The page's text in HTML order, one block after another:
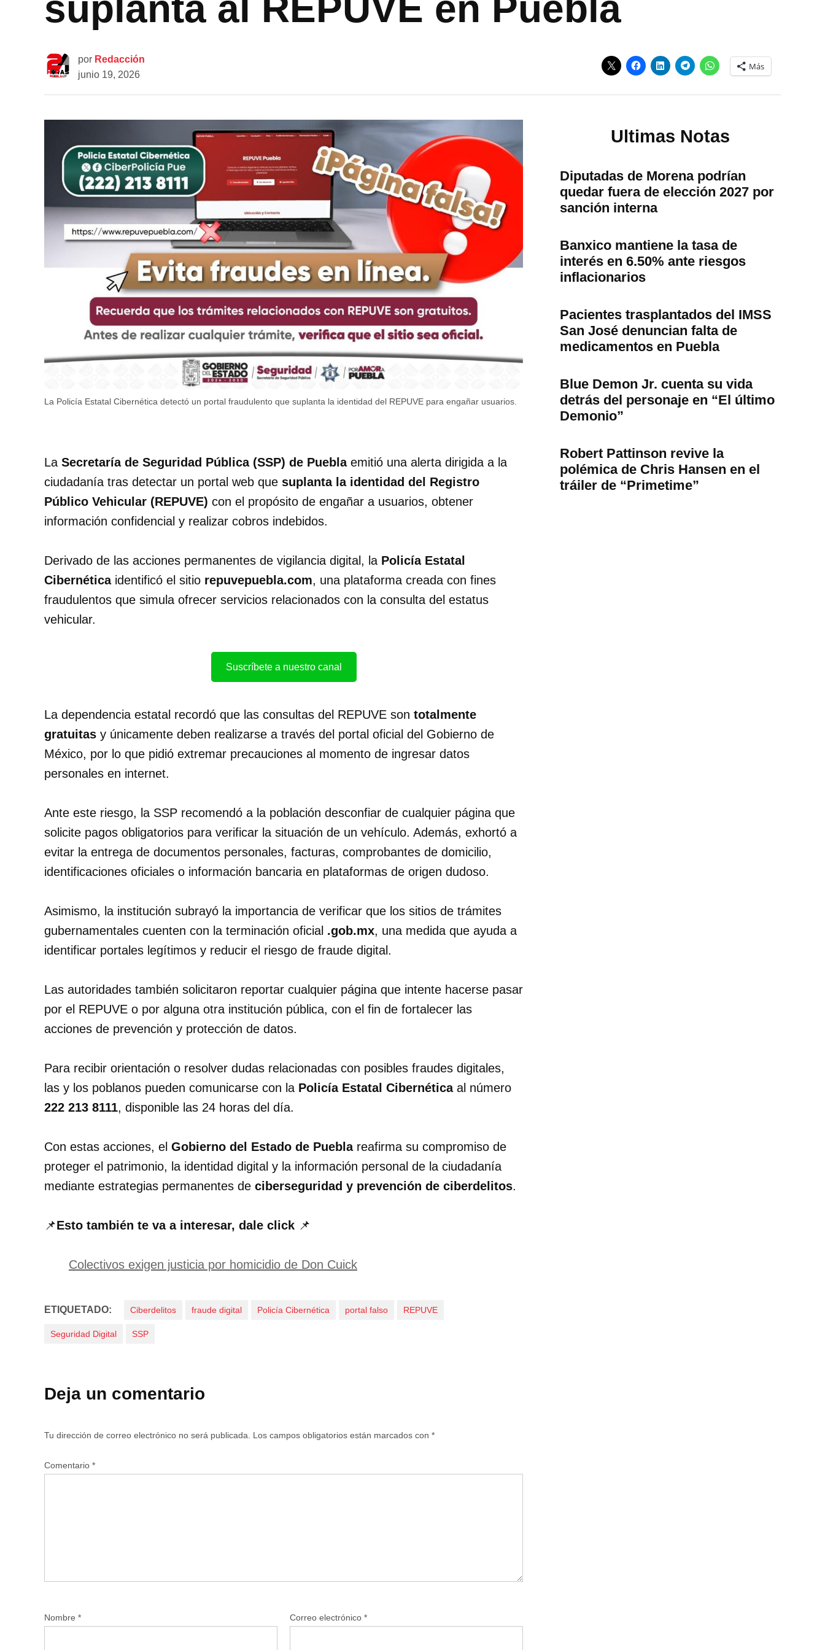
por Redacción
junio 19, 2026
Más
La Policía Estatal Cibernética detectó un portal fraudulento que suplanta la identidad del REPUVE para engañar usuarios.
La Secretaría de Seguridad Pública (SSP) de Pueblaemitió una alerta dirigida a la
ciudadanía tras detectar un portal web que suplanta la identidad del Registro
Público Vehicular (REPUVE) con el propósito de engañar a usuarios, obtener
información confidencial y realizar cobros indebidos.
Derivado de las acciones permanentes de vigilancia digital, la Policía Estatal
Cibernéticaidentificó el sitio repuvepuebla.com, una plataforma creada con fines
fraudulentos que simula ofrecer servicios relacionados con la consulta del estatus
vehicular.
Suscríbete a nuestro canal
La dependencia estatal recordó que las consultas del REPUVE son totalmente
gratuitas y únicamente deben realizarse a través del portal oficial del Gobierno de
México, por lo que pidió extremar precauciones al momento de ingresar datos
personales en internet.
Ante este riesgo, la SSP recomendó a la población desconfiar de cualquier página que
solicite pagos obligatorios para verificar la situación de un vehículo. Además, exhortó a
evitar la entrega de documentos personales, facturas, comprobantes de domicilio,
identificaciones oficiales o información bancaria en plataformas de origen dudoso.
Asimismo, la institución subrayó la importancia de verificar que los sitios de trámites
gubernamentales cuenten con la terminación oficial .gob.mx, una medida que ayuda a
identificar portales legítimos y reducir el riesgo de fraude digital.
Las autoridades también solicitaron reportar cualquier página que intente hacerse pasar
por el REPUVE o por alguna otra institución pública, con el fin de fortalecer las
acciones de prevención y protección de datos.
Para recibir orientación o resolver dudas relacionadas con posibles fraudes digitales,
las y los poblanos pueden comunicarse con la Policía Estatal Cibernéticaal número
222 213 8111, disponible las 24 horas del día.
Con estas acciones, el Gobierno del Estado de Pueblareafirma su compromiso de
proteger el patrimonio, la identidad digital y la información personal de la ciudadanía
mediante estrategias permanentes de ciberseguridad y prevención de ciberdelitos.
📌Esto también te va a interesar, dale click 📌
Colectivos exigen justicia por homicidio de Don Cuick
ETIQUETADO: Ciberdelitos fraude digital Policía Cibernética portal falso REPUVE
Seguridad Digital SSP
Deja un comentario
Tu dirección de correo electrónico no será publicada. Los campos obligatorios están marcados con *
Comentario *
Nombre * Correo electrónico *
Ultimas Notas
Diputadas de Morena podrían
quedar fuera de elección 2027 por
sanción interna
Banxico mantiene la tasa de
interés en 6.50% ante riesgos
inflacionarios
Pacientes trasplantados del IMSS
San José denuncian falta de
medicamentos en Puebla
Blue Demon Jr. cuenta su vida
detrás del personaje en “El último
Demonio”
Robert Pattinson revive la
polémica de Chris Hansen en el
tráiler de “Primetime”